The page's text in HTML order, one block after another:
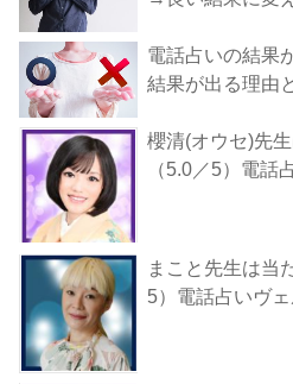
電話占いの結果
結果が出る理由
櫻清(オウセ)先
（5.0／5）電話
まこと先生は当
5）電話占いヴェ